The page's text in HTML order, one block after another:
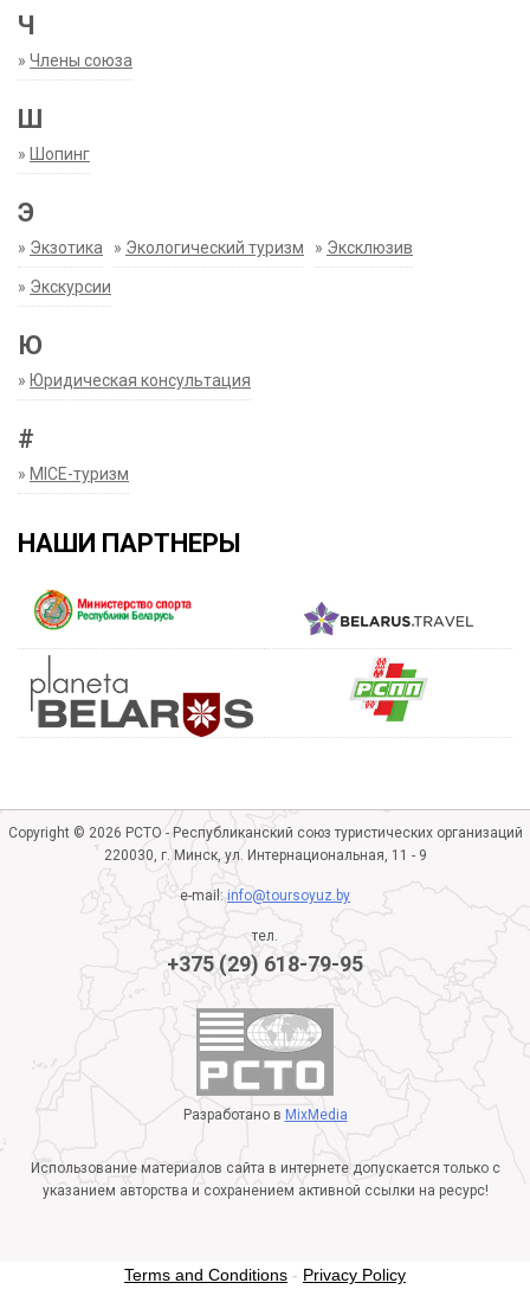
Ч
» Члены союза
Ш
» Шопинг
Э
» Экзотика » Экологический туризм » Эксклюзив
» Экскурсии
Ю
» Юридическая консультация
#
» MICE-туризм
НАШИ ПАРТНЕРЫ
Copyright © 2026 РСТО - Республиканский союз туристических организаций
220030, г. Минск, ул. Интернациональная, 11 - 9
e-mail:info@toursoyuz.by
тел.
+375 (29) 618-79-95
Разработано в MixMedia
Использование материалов сайта в интернете допускается только с
указанием авторства и сохранением активной ссылки на ресурс!
Terms and Conditions - Privacy Policy